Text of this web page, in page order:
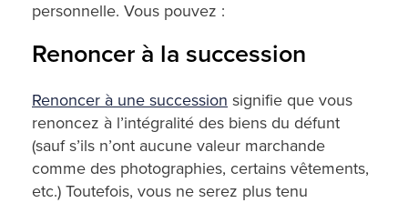
personnelle. Vous pouvez :
Renoncer à la succession
Renoncer à une succession signifie que vous
renoncez à l’intégralité des biens du défunt
(sauf s’ils n’ont aucune valeur marchande
comme des photographies, certains vêtements,
etc.) Toutefois, vous ne serez plus tenu